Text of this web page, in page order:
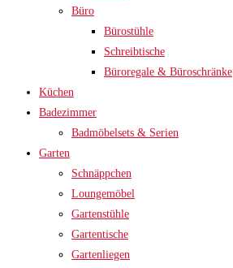
Büro
Bürostühle
Schreibtische
Büroregale & Büroschränke
Küchen
Badezimmer
Badmöbelsets & Serien
Garten
Schnäppchen
Loungemöbel
Gartenstühle
Gartentische
Gartenliegen